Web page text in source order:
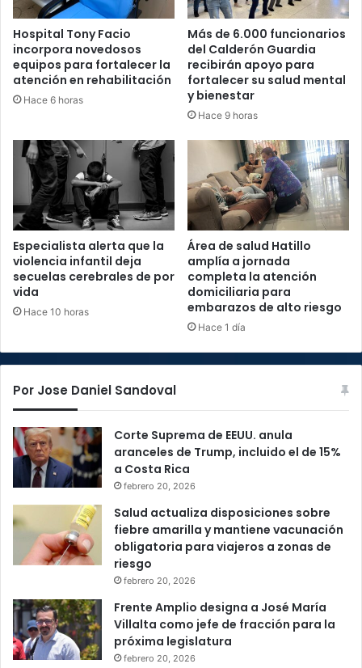
Hospital Tony Facio
incorpora novedosos
equipos para fortalecer la
atención en rehabilitación
Hace 6 horas
Más de 6.000 funcionarios
del Calderón Guardia
recibirán apoyo para
fortalecer su salud mental
y bienestar
Hace 9 horas
Especialista alerta que la
violencia infantil deja
secuelas cerebrales de por
vida
Hace 10 horas
Área de salud Hatillo
amplía a jornada
completa la atención
domiciliaria para
embarazos de alto riesgo
Hace 1 día
Por Jose Daniel Sandoval
Corte Suprema de EEUU. anula
aranceles de Trump, incluido el de 15%
a Costa Rica
febrero 20, 2026
Salud actualiza disposiciones sobre
fiebre amarilla y mantiene vacunación
obligatoria para viajeros a zonas de
riesgo
febrero 20, 2026
Frente Amplio designa a José María
Villalta como jefe de fracción para la
próxima legislatura
febrero 20, 2026